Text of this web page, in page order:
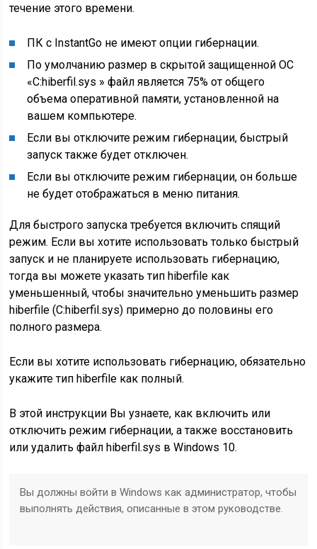
течение этого времени.
ПК с InstantGo не имеют опции гибернации.
По умолчанию размер в скрытой защищенной ОС
«C:hiberfil.sys » файл является 75% от общего
объема оперативной памяти, установленной на
вашем компьютере.
Если вы отключите режим гибернации, быстрый
запуск также будет отключен.
Если вы отключите режим гибернации, он больше
не будет отображаться в меню питания.
Для быстрого запуска требуется включить спящий
режим. Если вы хотите использовать только быстрый
запуск и не планируете использовать гибернацию,
тогда вы можете указать тип hiberfile как
уменьшенный, чтобы значительно уменьшить размер
hiberfile (C:hiberfil.sys) примерно до половины его
полного размера.
Если вы хотите использовать гибернацию, обязательно
укажите тип hiberfile как полный.
В этой инструкции Вы узнаете, как включить или
отключить режим гибернации, а также восстановить
или удалить файл hiberfil.sys в Windows 10.
Вы должны войти в Windows как администратор, чтобы
выполнять действия, описанные в этом руководстве.